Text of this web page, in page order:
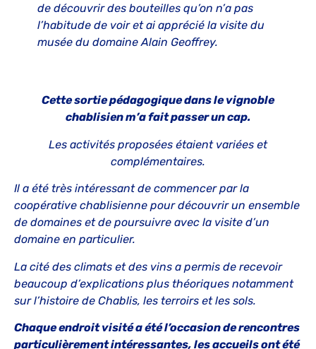
de découvrir des bouteilles qu’on n’a pas
l’habitude de voir et ai apprécié la visite du
musée du domaine Alain Geoffrey.
Cette sortie pédagogique dans le vignoble
chablisien m’a fait passer un cap.
Les activités proposées étaient variées et
complémentaires.
Il a été très intéressant de commencer par la
coopérative chablisienne pour découvrir un ensemble
de domaines et de poursuivre avec la visite d’un
domaine en particulier.
La cité des climats et des vins a permis de recevoir
beaucoup d’explications plus théoriques notamment
sur l’histoire de Chablis, les terroirs et les sols.
Chaque endroit visité a été l’occasion de rencontres
particulièrement intéressantes, les accueils ont été